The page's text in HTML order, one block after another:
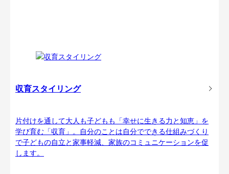
収育スタイリング
片付けを通して大人も子どもも「幸せに生きる力と知恵」を
学び育む「収育」。自分のことは自分でできる仕組みづくり
で子どもの自立と家事軽減、家族のコミュニケーションを促
します。